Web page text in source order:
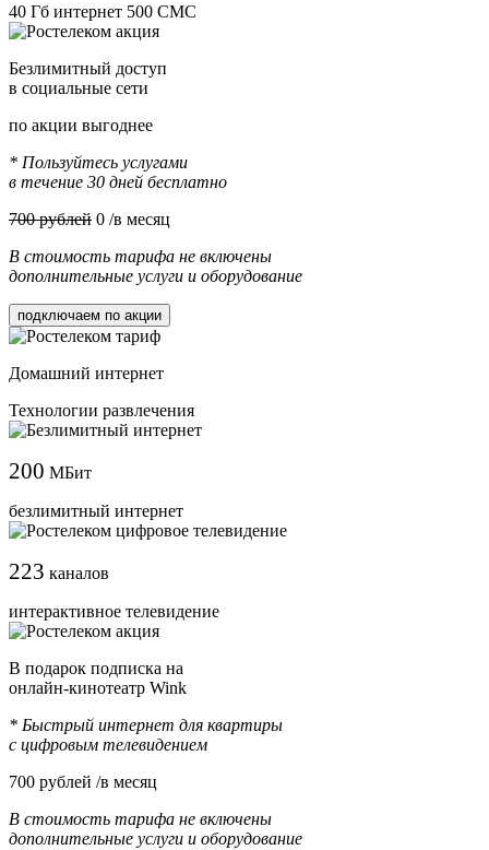
40 Гб интернет 500 СМС
Безлимитный доступ
в социальные сети
по акции выгоднее
* Пользуйтесь услугами
в течение 30 дней бесплатно
700 рублей 0 /в месяц
В стоимость тарифа не включены
дополнительные услуги и оборудование
подключаем по акции
Домашний интернет
Технологии развлечения
200 МБит
безлимитный интернет
223 каналов
интерактивное телевидение
В подарок подписка на
онлайн-кинотеатр Wink
* Быстрый интернет для квартиры
с цифровым телевидением
700 рублей /в месяц
В стоимость тарифа не включены
дополнительные услуги и оборудование